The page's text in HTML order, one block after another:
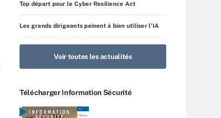
Top départ pour le Cyber Resilience Act
Les grands dirigeants peinent à bien utiliser l’IA
Voir toutes les actualités
Télécharger Information Sécurité